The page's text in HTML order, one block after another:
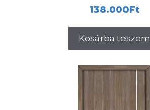
138.000Ft
Kosárba teszem